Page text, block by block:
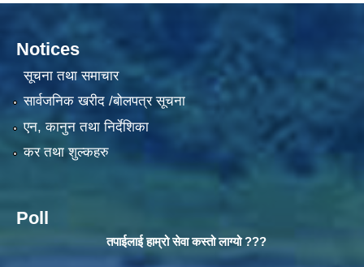
Notices
सूचना तथा समाचार
सार्वजनिक खरीद /बोलपत्र सूचना
एन, कानुन तथा निर्देशिका
कर तथा शुल्कहरु
Poll
तपाईलाई हाम्रो सेवा कस्तो लाग्यो ???